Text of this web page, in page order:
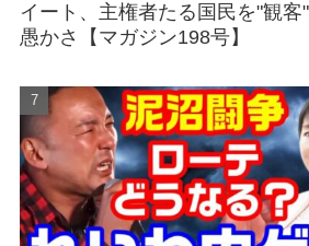
イート、主権者たる国民を"観客
愚かさ【マガジン198号】